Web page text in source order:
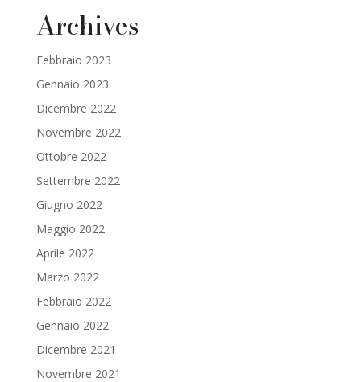
Archives
Febbraio 2023
Gennaio 2023
Dicembre 2022
Novembre 2022
Ottobre 2022
Settembre 2022
Giugno 2022
Maggio 2022
Aprile 2022
Marzo 2022
Febbraio 2022
Gennaio 2022
Dicembre 2021
Novembre 2021